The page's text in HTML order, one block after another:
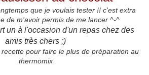
que je voulais tester !! c'est extra
de m'avoir permis de me lancer ^-^
un à l'occasion d'un repas chez des
amis très chers ;)
pour faire le plus de préparation au
thermomix